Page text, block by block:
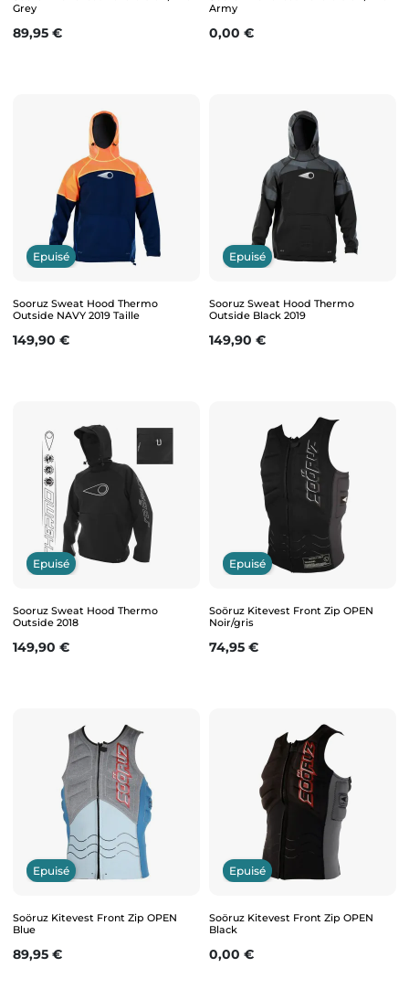
Grey
Prix
89,95 €
Army
Prix
0,00 €
Epuisé
Sooruz Sweat Hood Thermo
Outside NAVY 2019 Taille
Prix
149,90 €
Epuisé
Sooruz Sweat Hood Thermo
Outside Black 2019
Prix
149,90 €
Epuisé
Sooruz Sweat Hood Thermo
Outside 2018
Prix
149,90 €
Epuisé
Soöruz Kitevest Front Zip OPEN
Noir/gris
Prix
74,95 €
Epuisé
Soöruz Kitevest Front Zip OPEN
Blue
Prix
89,95 €
Epuisé
Soöruz Kitevest Front Zip OPEN
Black
Prix
0,00 €